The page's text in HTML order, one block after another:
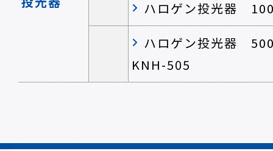
ハロゲン投光器
ハロゲン投光器
KNH-505